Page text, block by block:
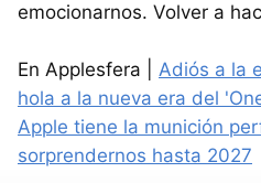
emocionarnos. Volver a
En Applesfera | Adiós a la
hola a la nueva era del
Apple tiene la munición
sorprendernos hasta 2027